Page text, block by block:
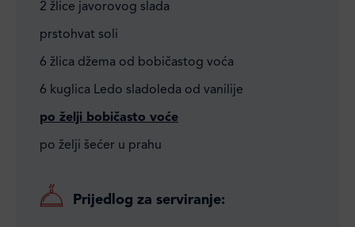
2 žlice javorovog slada
prstohvat soli
6 žlica džema od bobičastog voća
6 kuglica Ledo sladoleda od vanilije
po želji bobičasto voće
po želji šećer u prahu
Prijedlog za serviranje: